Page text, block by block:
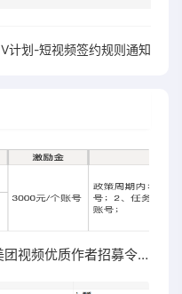
V计划-短视频签约规则通知
美团视频优质作者招募令：若水计划 · 作者招募